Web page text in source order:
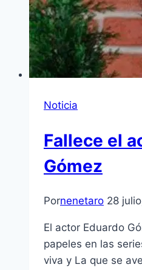
Noticia
Fallece el
Gómez
Pornenetaro 28
El actor Eduardo
papeles en las
viva y La que se